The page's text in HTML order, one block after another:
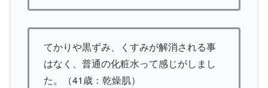
てかりや黒ずみ、くすみが解消される事
はなく、普通の化粧水って感じがしまし
た。（41歳：乾燥肌）